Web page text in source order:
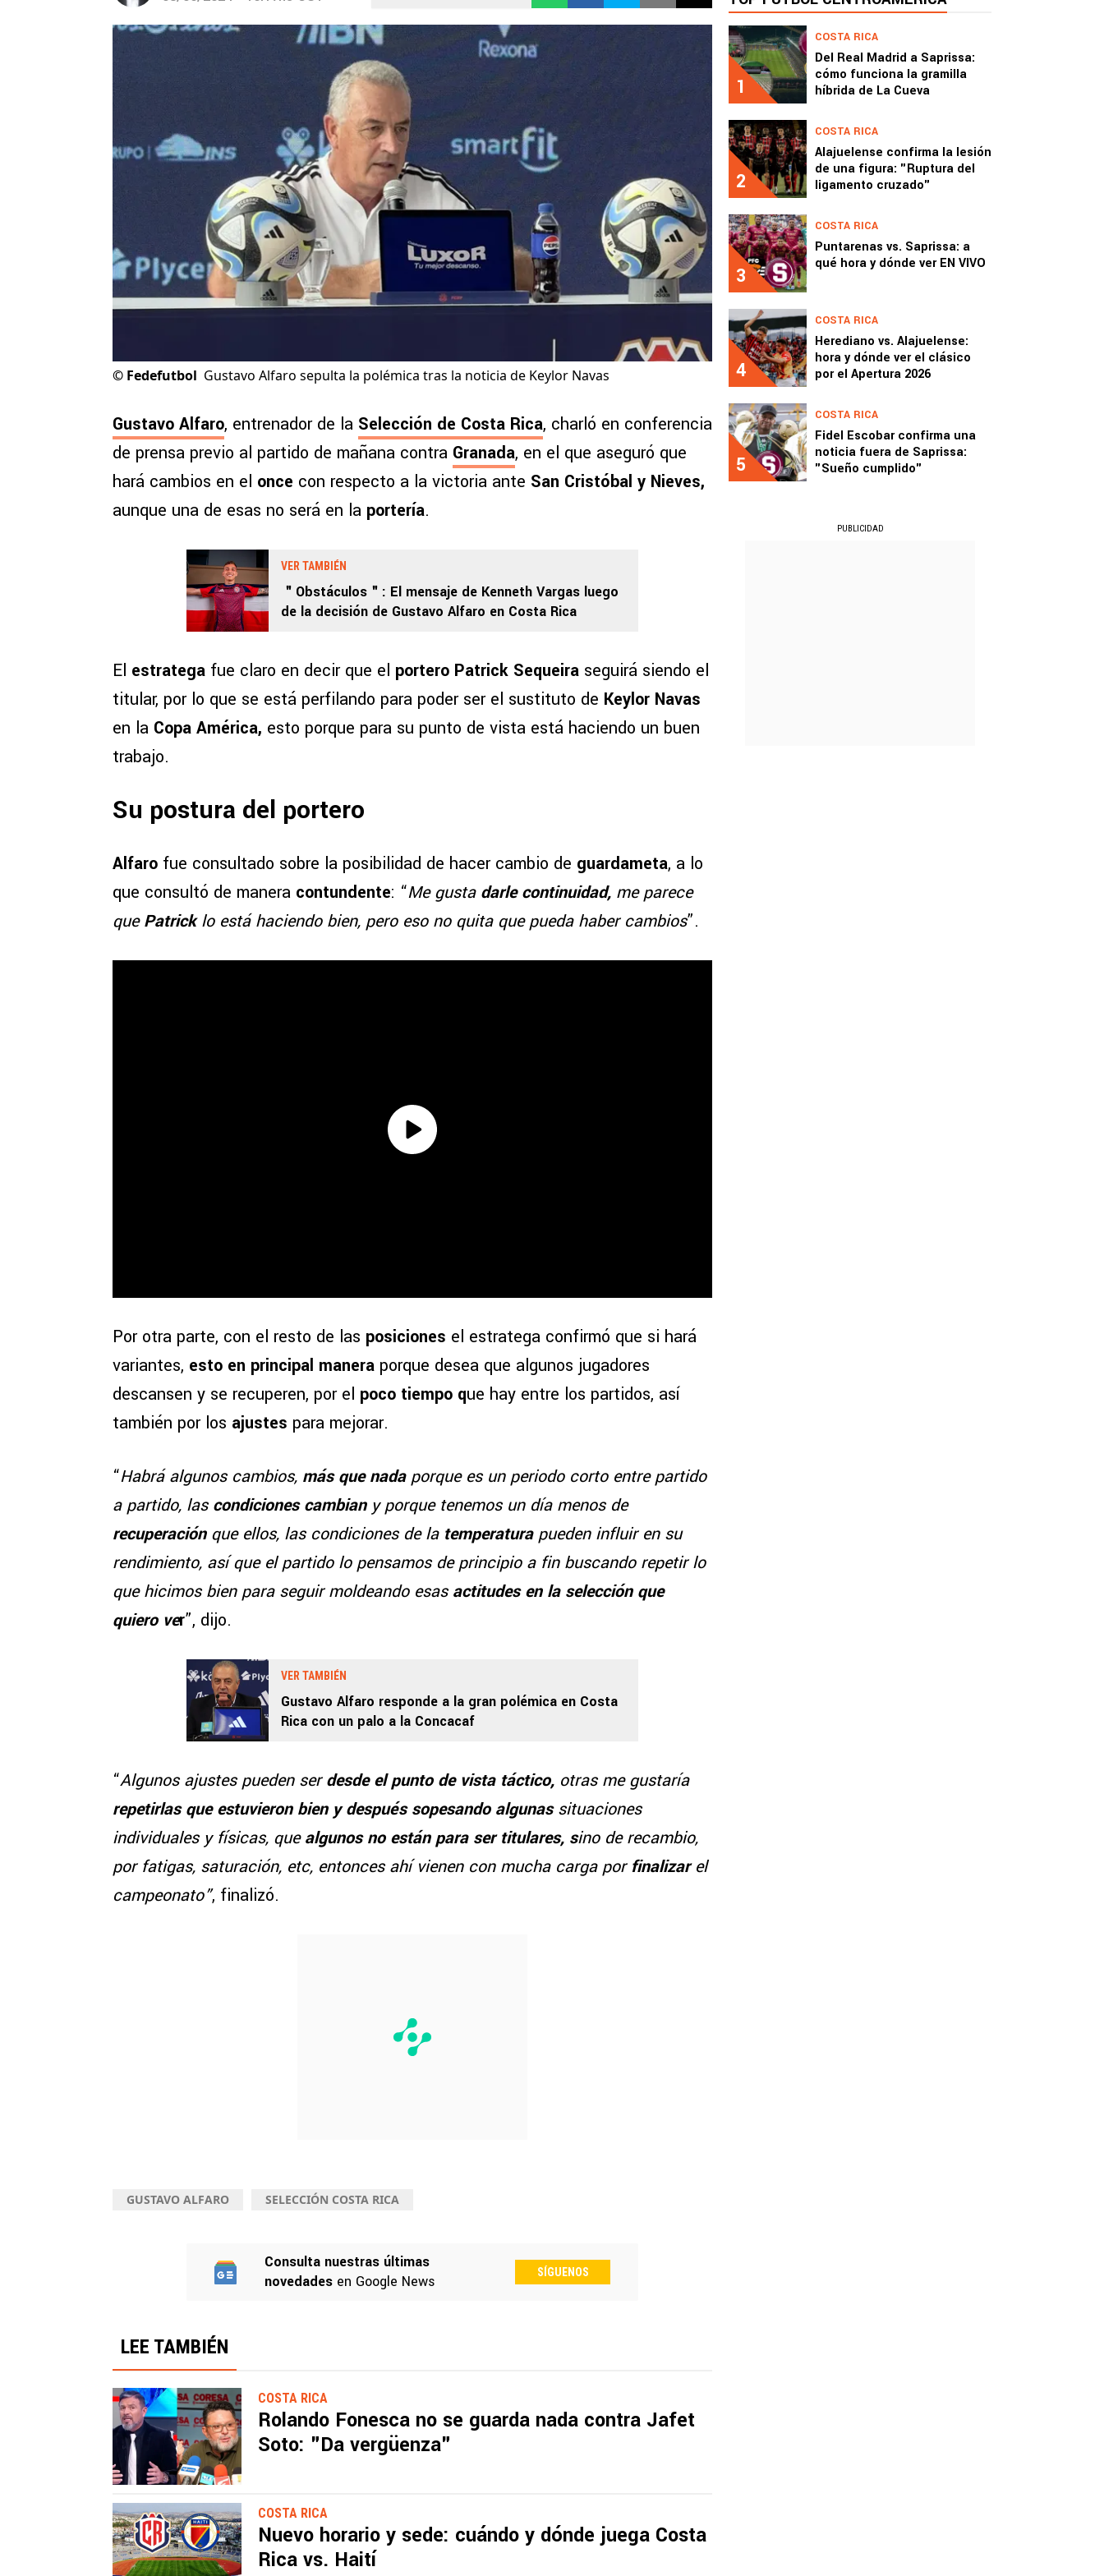
© Fedefutbol Gustavo Alfaro sepulta la polémica tras la noticia de Keylor Navas
Gustavo Alfaro, entrenador de la Selección de Costa Rica, charló en conferencia
de prensa previo al partido de mañana contra Granada, en el que aseguró que
hará cambios en el once con respecto a la victoria ante San Cristóbal y Nieves,
aunque una de esas no será en la portería.
VER TAMBIÉN
＂Obstáculos＂: El mensaje de Kenneth Vargas luego
de la decisión de Gustavo Alfaro en Costa Rica
El estratega fue claro en decir que el portero Patrick Sequeira seguirá siendo el
titular, por lo que se está perfilando para poder ser el sustituto de Keylor Navas
en la Copa América, esto porque para su punto de vista está haciendo un buen
trabajo.
Su postura del portero
Alfaro fue consultado sobre la posibilidad de hacer cambio de guardameta, a lo
que consultó de manera contundente: “Me gusta darle continuidad, me parece
quePatricklo está haciendo bien, pero eso no quita que pueda haber cambios”.
Por otra parte, con el resto de las posiciones el estratega confirmó que si hará
variantes, esto en principal manera porque desea que algunos jugadores
descansen y se recuperen, por el poco tiempo que hay entre los partidos, así
también por los ajustes para mejorar.
“Habrá algunos cambios, más que nada porque es un periodo corto entre partido
a partido, lascondiciones cambian y porque tenemos un día menos de
recuperación que ellos, las condiciones de la temperatura pueden influir en su
rendimiento, así que el partido lo pensamos de principio a fin buscando repetir lo
que hicimos bien para seguir moldeando esasactitudes en la selección que
quiero ver”, dijo.
VER TAMBIÉN
Gustavo Alfaro responde a la gran polémica en Costa
Rica con un palo a la Concacaf
“Algunos ajustes pueden serdesde el punto de vista táctico, otras me gustaría
repetirlas que estuvieron bien y después sopesando algunassituaciones
individuales y físicas, quealgunos no están para ser titulares, sino de recambio,
por fatigas, saturación, etc, entonces ahí vienen con mucha carga por finalizarel
campeonato”, finalizó.
GUSTAVO ALFARO SELECCIÓN COSTA RICA
Consulta nuestras últimas
novedades en Google News
SÍGUENOS
LEE TAMBIÉN
COSTA RICA
Rolando Fonesca no se guarda nada contra Jafet
Soto: "Da vergüenza"
COSTA RICA
Nuevo horario y sede: cuándo y dónde juega Costa
Rica vs. Haití
1
COSTA RICA
Del Real Madrid a Saprissa:
cómo funciona la gramilla
híbrida de La Cueva
2
COSTA RICA
Alajuelense confirma la lesión
de una figura: "Ruptura del
ligamento cruzado"
3
COSTA RICA
Puntarenas vs. Saprissa: a
qué hora y dónde ver EN VIVO
4
COSTA RICA
Herediano vs. Alajuelense:
hora y dónde ver el clásico
por el Apertura 2026
5
COSTA RICA
Fidel Escobar confirma una
noticia fuera de Saprissa:
"Sueño cumplido"
PUBLICIDAD